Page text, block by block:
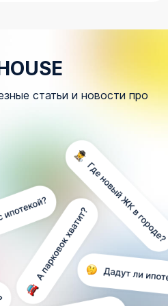
статьи и новости про